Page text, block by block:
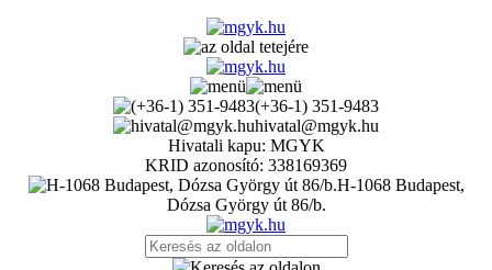
(+36-1) 351-9483
hivatal@mgyk.hu
Hivatali kapu: MGYK
KRID azonosító: 338169369
H-1068 Budapest,
Dózsa György út 86/b.